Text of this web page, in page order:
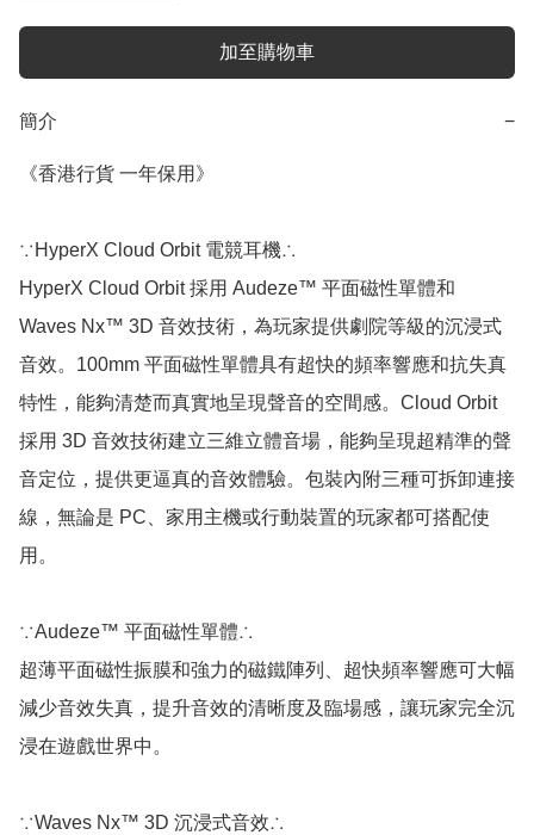
加至購物車
簡介 −
《香港行貨 一年保用》
∵HyperX Cloud Orbit 電競耳機∴
HyperX Cloud Orbit 採用 Audeze™ 平面磁性單體和
Waves Nx™ 3D 音效技術，為玩家提供劇院等級的沉浸式
音效。100mm 平面磁性單體具有超快的頻率響應和抗失真
特性，能夠清楚而真實地呈現聲音的空間感。Cloud Orbit
採用 3D 音效技術建立三維立體音場，能夠呈現超精準的聲
音定位，提供更逼真的音效體驗。包裝內附三種可拆卸連接
線，無論是 PC、家用主機或行動裝置的玩家都可搭配使
用。
∵Audeze™ 平面磁性單體∴
超薄平面磁性振膜和強力的磁鐵陣列、超快頻率響應可大幅
減少音效失真，提升音效的清晰度及臨場感，讓玩家完全沉
浸在遊戲世界中。
∵Waves Nx™ 3D 沉浸式音效∴